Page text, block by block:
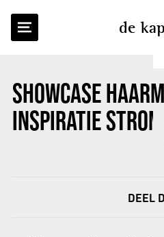
de
SHOWCASE
INSPIRATIE
TERUG NAAR OVERZICHT
DEEL